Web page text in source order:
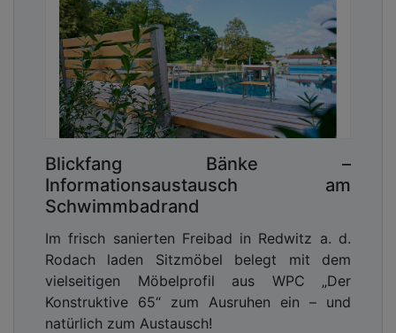
Blickfang Bänke –
Informationsaustausch am
Schwimmbadrand
Im frisch sanierten Freibad in Redwitz a. d.
Rodach laden Sitzmöbel belegt mit dem
vielseitigen Möbelprofil aus WPC „Der
Konstruktive 65“ zum Ausruhen ein – und
natürlich zum Austausch!